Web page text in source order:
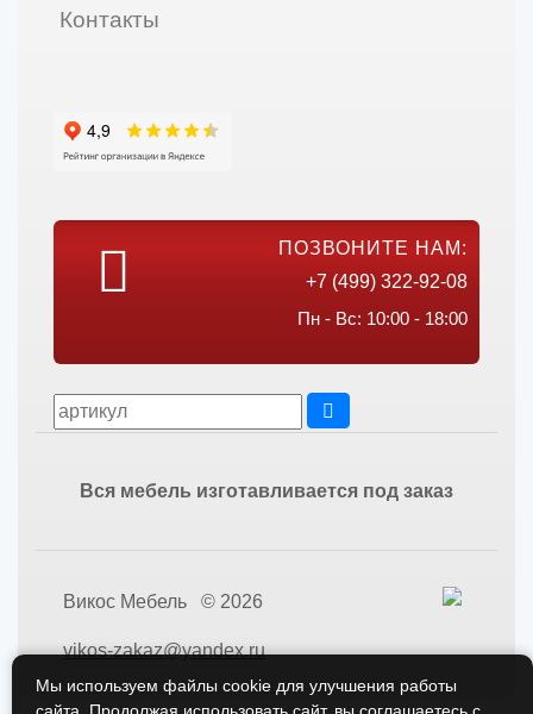
Контакты
ПОЗВОНИТЕ НАМ:
+7 (499) 322-92-08
Пн - Вс: 10:00 - 18:00
Вся мебель изготавливается под заказ
Викос Мебель © 2026
vikos-zakaz@yandex.ru
Мы используем файлы cookie для улучшения работы